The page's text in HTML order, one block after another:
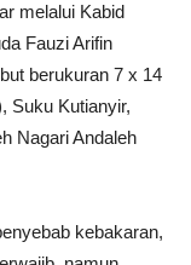
melalui Kabid
Fauzi Arifin
berukuran 7 x 14
Suku Kutianyir,
Nagari Andaleh
kebakaran,